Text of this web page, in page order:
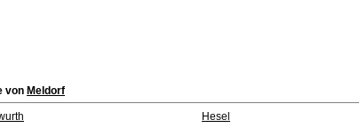
von Meldorf
Hesel